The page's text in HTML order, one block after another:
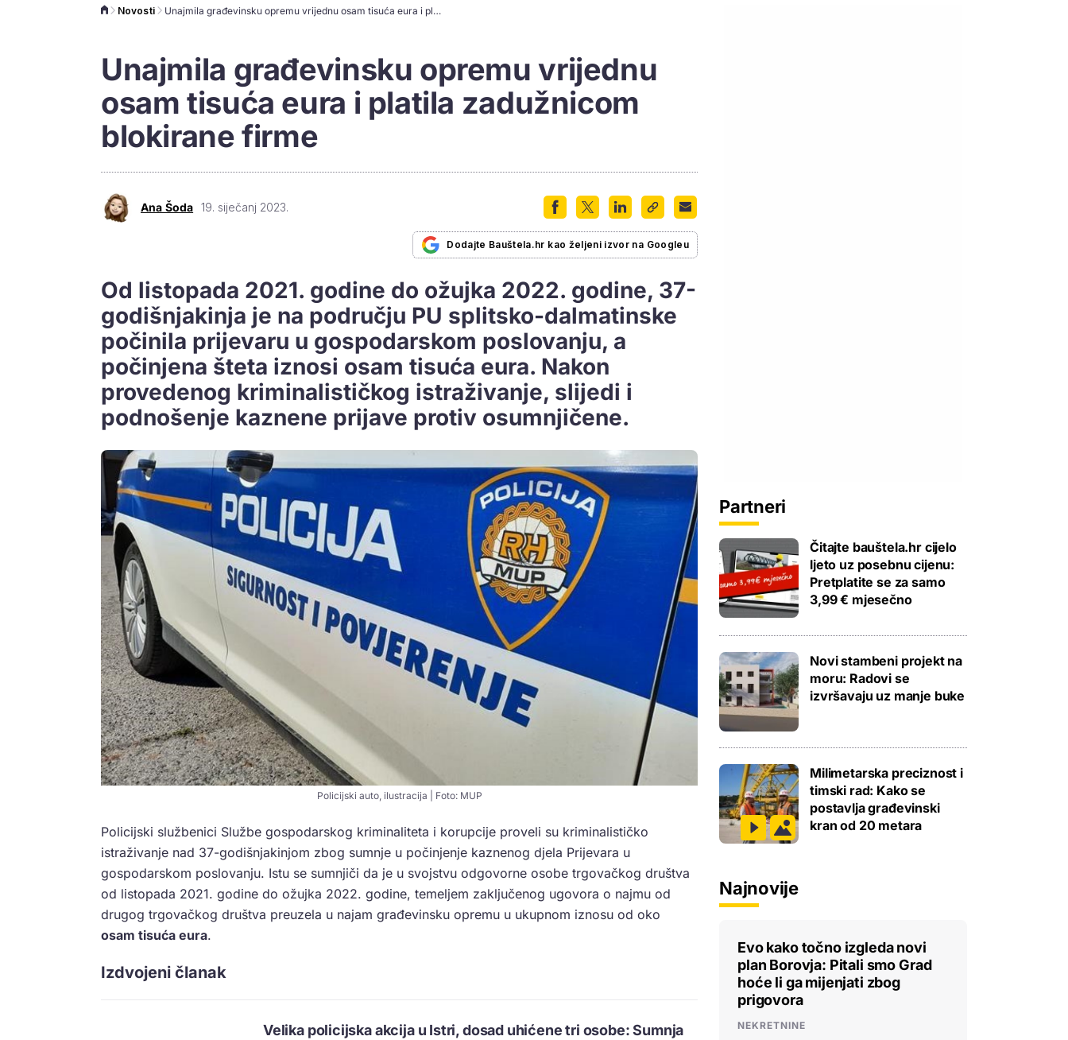
Novosti Unajmila građevinsku opremu vrijednu osam tisuća eura i platila zadužnicom blokirane firme
Unajmila građevinsku opremu vrijednu
osam tisuća eura i platila zadužnicom
blokirane firme
Ana Šoda 19. siječanj 2023.
Dodajte Bauštela.hr kao željeni izvor na Googleu
Od listopada 2021. godine do ožujka 2022. godine, 37-
godišnjakinja je na području PU splitsko-dalmatinske
počinila prijevaru u gospodarskom poslovanju, a
počinjena šteta iznosi osam tisuća eura. Nakon
provedenog kriminalističkog istraživanje, slijedi i
podnošenje kaznene prijave protiv osumnjičene.
Policijski auto, ilustracija | Foto: MUP
Policijski službenici Službe gospodarskog kriminaliteta i korupcije proveli su kriminalističko
istraživanje nad 37-godišnjakinjom zbog sumnje u počinjenje kaznenog djela Prijevara u
gospodarskom poslovanju. Istu se sumnjiči da je u svojstvu odgovorne osobe trgovačkog društva
od listopada 2021. godine do ožujka 2022. godine, temeljem zaključenog ugovora o najmu od
drugog trgovačkog društva preuzela u najam građevinsku opremu u ukupnom iznosu od oko
osam tisuća eura.
Izdvojeni članak
Velika policijska akcija u Istri, dosad uhićene tri osobe: Sumnja
Partneri
Čitajte bauštela.hr cijelo
ljeto uz posebnu cijenu:
Pretplatite se za samo
3,99 € mjesečno
Novi stambeni projekt na
moru: Radovi se
izvršavaju uz manje buke
Milimetarska preciznost i
timski rad: Kako se
postavlja građevinski
kran od 20 metara
Najnovije
Evo kako točno izgleda novi
plan Borovja: Pitali smo Grad
hoće li ga mijenjati zbog
prigovora
NEKRETNINE